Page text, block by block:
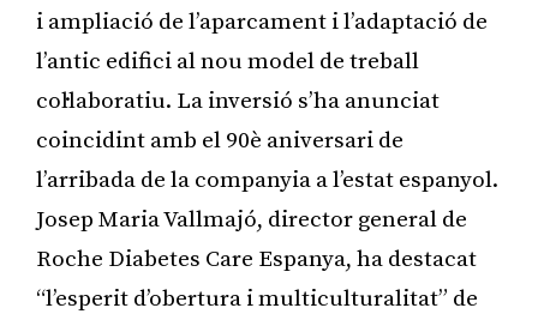
i ampliació de l’aparcament i l’adaptació de
l’antic edifici al nou model de treball
col·laboratiu. La inversió s’ha anunciat
coincidint amb el 90è aniversari de
l’arribada de la companyia a l’estat espanyol.
Josep Maria Vallmajó, director general de
Roche Diabetes Care Espanya, ha destacat
“l’esperit d’obertura i multiculturalitat” de